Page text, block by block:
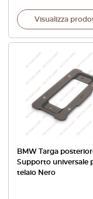
Visualizza
BMW Targa
Supporto universale
telaio Nero